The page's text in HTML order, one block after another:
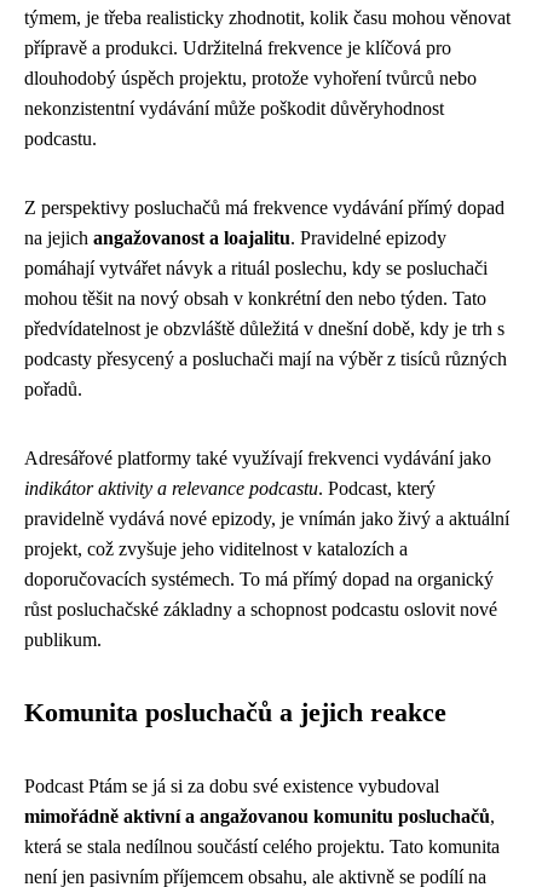
týmem, je třeba realisticky zhodnotit, kolik času mohou věnovat
přípravě a produkci. Udržitelná frekvence je klíčová pro
dlouhodobý úspěch projektu, protože vyhoření tvůrců nebo
nekonzistentní vydávání může poškodit důvěryhodnost
podcastu.
Z perspektivy posluchačů má frekvence vydávání přímý dopad
na jejich angažovanost a loajalitu. Pravidelné epizody
pomáhají vytvářet návyk a rituál poslechu, kdy se posluchači
mohou těšit na nový obsah v konkrétní den nebo týden. Tato
předvídatelnost je obzvláště důležitá v dnešní době, kdy je trh s
podcasty přesycený a posluchači mají na výběr z tisíců různých
pořadů.
Adresářové platformy také využívají frekvenci vydávání jako
indikátor aktivity a relevance podcastu. Podcast, který
pravidelně vydává nové epizody, je vnímán jako živý a aktuální
projekt, což zvyšuje jeho viditelnost v katalozích a
doporučovacích systémech. To má přímý dopad na organický
růst posluchačské základny a schopnost podcastu oslovit nové
publikum.
Komunita posluchačů a jejich reakce
Podcast Ptám se já si za dobu své existence vybudoval
mimořádně aktivní a angažovanou komunitu posluchačů,
která se stala nedílnou součástí celého projektu. Tato komunita
není jen pasivním příjemcem obsahu, ale aktivně se podílí na